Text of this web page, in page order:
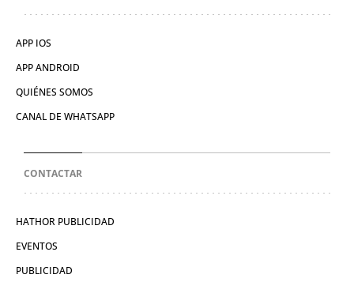
APP IOS
APP ANDROID
QUIÉNES SOMOS
CANAL DE WHATSAPP
CONTACTAR
HATHOR PUBLICIDAD
EVENTOS
PUBLICIDAD